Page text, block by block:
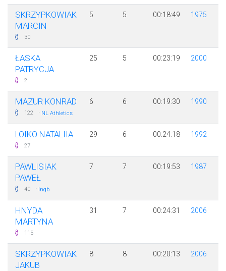
SKRZYPKOWIAK
MARCIN
30
5 5 00:18:49 1975
ŁASKA
PATRYCJA
2
25 5 00:23:19 2000
MAZUR KONRAD
122 · NL Athletics
6 6 00:19:30 1990
LOIKO NATALIIA
27
29 6 00:24:18 1992
PAWLISIAK
PAWEŁ
40 · Inqb
7 7 00:19:53 1987
HNYDA
MARTYNA
115
31 7 00:24:31 2006
SKRZYPKOWIAK
JAKUB
8 8 00:20:13 2006